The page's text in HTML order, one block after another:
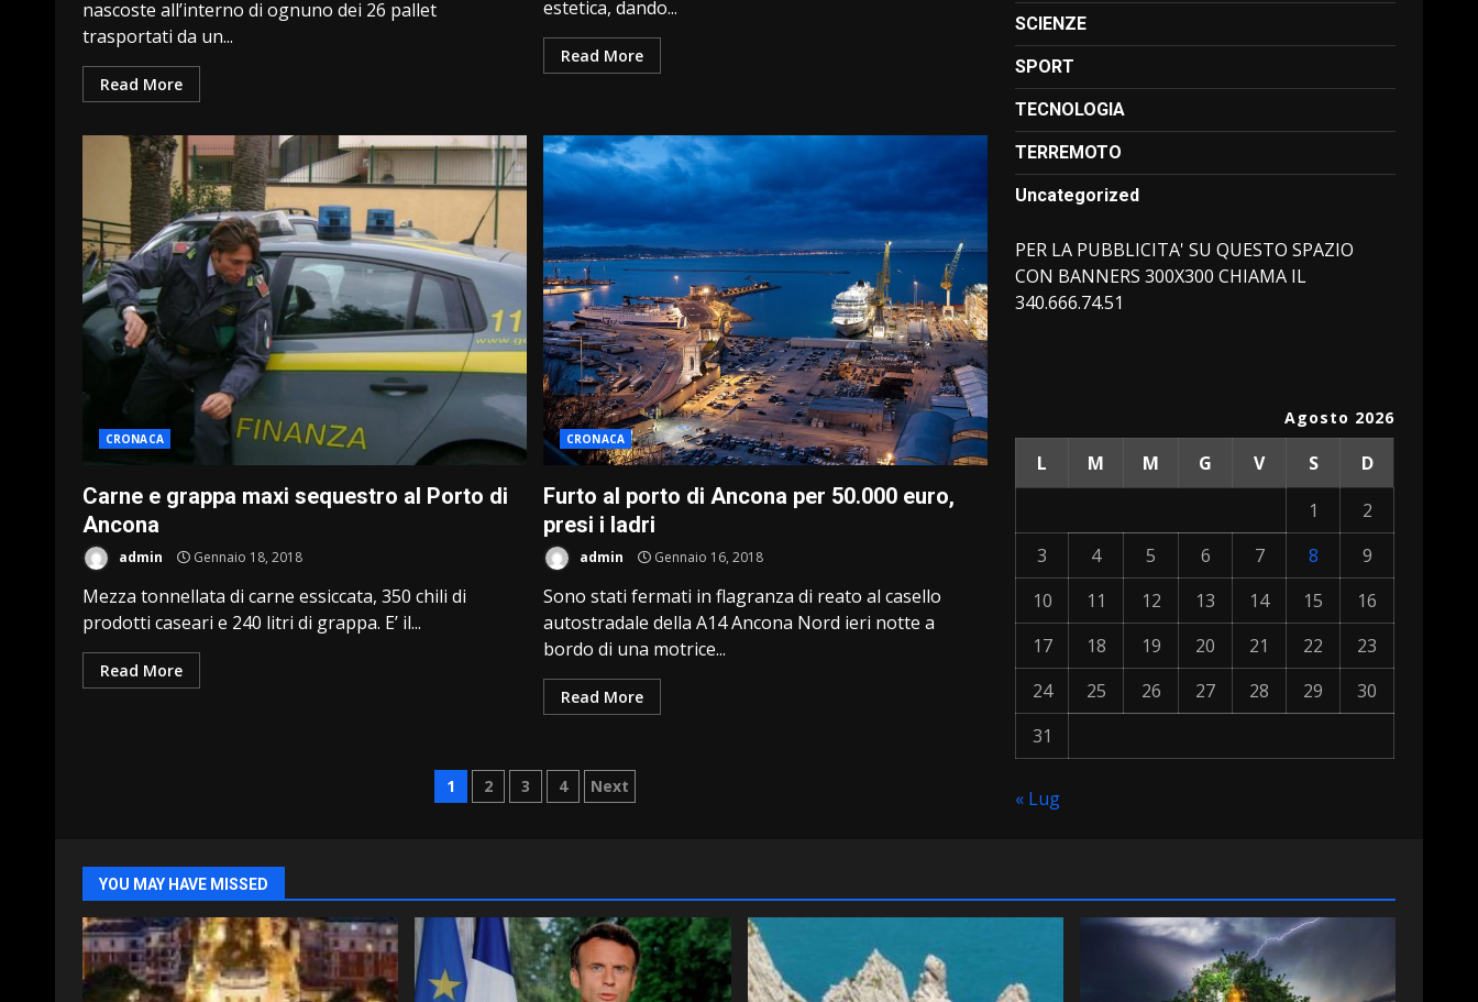
nascoste all’interno di ognuno dei 26 pallet
trasportati da un...
Read More
estetica, dando...
Read More
CRONACA
Carne e grappa maxi sequestro al Porto di
Ancona
admin Gennaio 18, 2018
Mezza tonnellata di carne essiccata, 350 chili di
prodotti caseari e 240 litri di grappa. E’ il...
Read More
CRONACA
Furto al porto di Ancona per 50.000 euro,
presi i ladri
admin Gennaio 16, 2018
Sono stati fermati in flagranza di reato al casello
autostradale della A14 Ancona Nord ieri notte a
bordo di una motrice...
Read More
Paginazione
1 2 3 4 Next
SCIENZE
SPORT
TECNOLOGIA
TERREMOTO
Uncategorized
PER LA PUBBLICITA' SU QUESTO SPAZIO
CON BANNERS 300X300 CHIAMA IL
340.666.74.51
Agosto 2026
L M M G V S
D
1
2
3
4 5 6 7 8
9
10
11 12 13 14 15
16
17
18 19 20 21 22
23
24
25 26 27 28 29
30
31
« Lug
YOU MAY HAVE MISSED